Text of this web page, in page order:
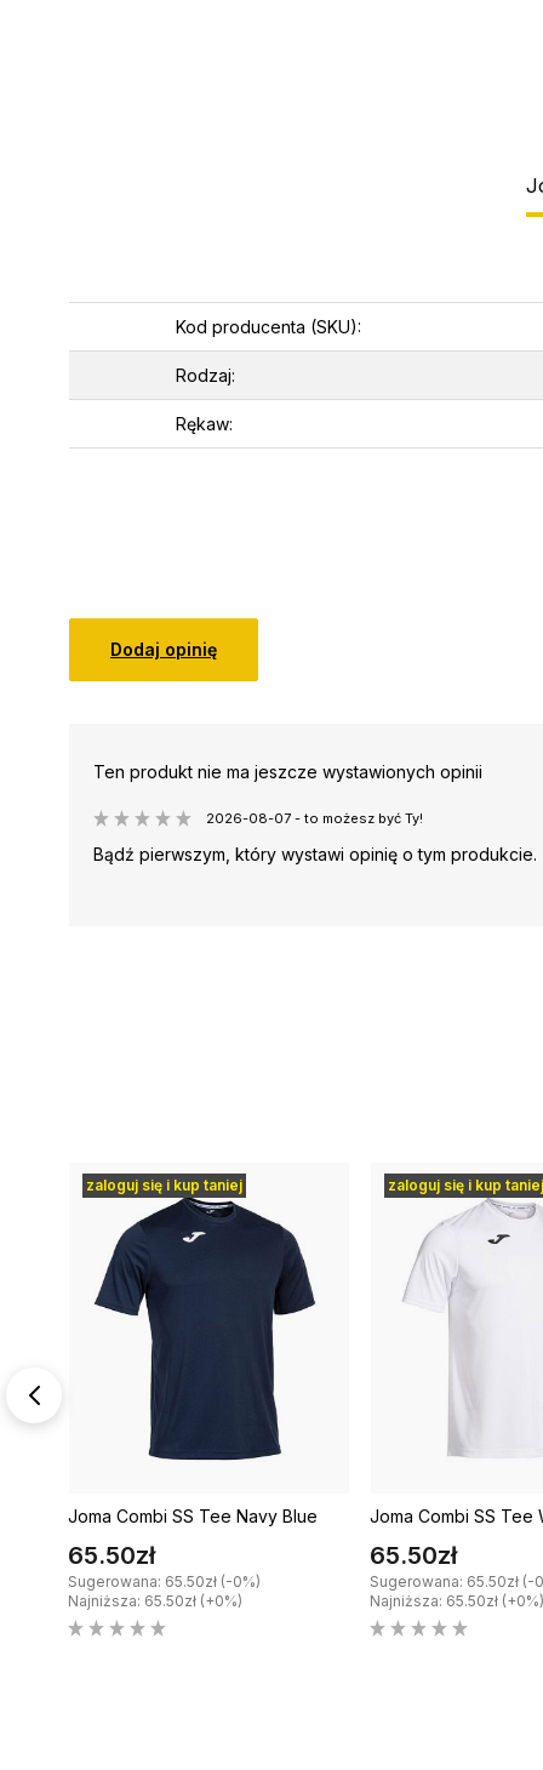
Kod producenta (SKU):
Rodzaj:
Rękaw:
Dodaj opinię
Ten produkt nie ma jeszcze wystawionych opinii
2026-08-07 - to możesz być Ty!
Bądź pierwszym, który wystawi opinię o tym produkcie.
zaloguj się i kup taniej
Joma Combi SS Tee Navy Blue
65.50zł
Sugerowana: 65.50zł (-0%)
Najniższa: 65.50zł (+0%)
zaloguj się i kup taniej
Joma Combi SS Tee
65.50zł
Sugerowana: 65.50zł (-
Najniższa: 65.50zł (+0%)